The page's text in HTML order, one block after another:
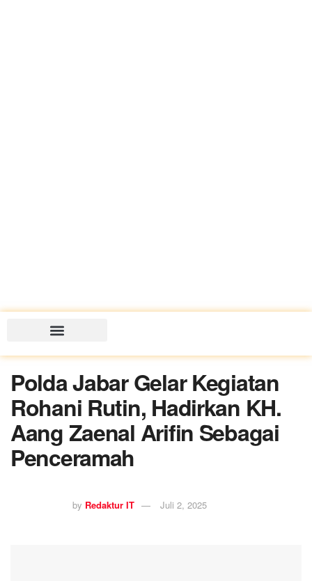
Polda Jabar Gelar Kegiatan
Rohani Rutin, Hadirkan KH.
Aang Zaenal Arifin Sebagai
Penceramah
by Redaktur IT Juli 2, 2025